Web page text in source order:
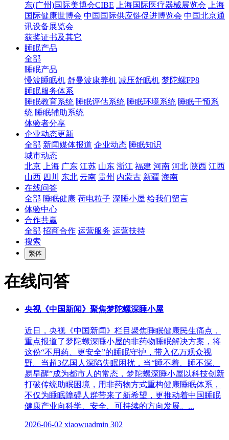
东(广州)国际美博会CIBE
上海国际医疗器械展览会
上海
国际健康世博会 中国国际供应链促进博览会 中国北京通
讯设备展览会
获奖证书及其它
睡眠产品
全部
睡眠产品
慢波睡眠机 舒曼波康养机 减压舒眠机 梦陀螺FP8
睡眠服务体系
睡眠教育系统 睡眠评估系统 睡眠环境系统 睡眠干预系
统 睡眠辅助系统
体验者分享
企业动态更新
全部 新闻媒体报道 企业动态 睡眠知识
城市动态
北京
上海 广东 江苏 山东 浙江 福建 河南 河北 陕西 江西
山西 四川 东北 云南 贵州 内蒙古 新疆 海南
在线问答
全部 睡眠健康 荷电粒子 深睡小屋 给我们留言
体验中心
合作共赢
全部 招商合作 运营服务 运营扶持
搜索
繁体
在线问答
央视《中国新闻》聚焦梦陀螺深睡小屋
近日，央视《中国新闻》栏目聚焦睡眠健康民生痛点，
重点报道了梦陀螺深睡小屋的非药物睡眠解决方案，将
这份“不用药、更安全”的睡眠守护，带入亿万观众视
野。当超3亿国人深陷失眠困扰，当“睡不着、睡不深、
易早醒”成为都市人的常态，梦陀螺深睡小屋以科技创新
打破传统助眠困境，用非药物方式重构健康睡眠体系，
不仅为睡眠障碍人群带来了新希望，更推动着中国睡眠
健康产业向科学、安全、可持续的方向发展。...
2026-06-02 xiaowuadmin 302